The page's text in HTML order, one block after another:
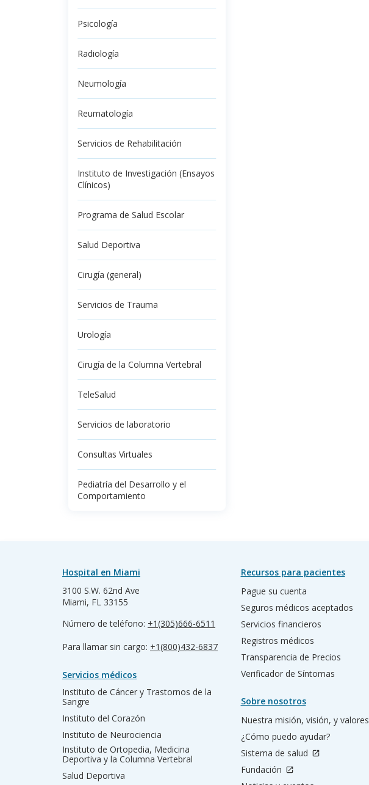
Psicología
Radiología
Neumología
Reumatología
Servicios de Rehabilitación
Instituto de Investigación (Ensayos
Clínicos)
Programa de Salud Escolar
Salud Deportiva
Cirugía (general)
Servicios de Trauma
Urología
Cirugía de la Columna Vertebral
TeleSalud
Servicios de laboratorio
Consultas Virtuales
Pediatría del Desarrollo y el
Comportamiento
Hospital en Miami
3100 S.W. 62nd Ave
Miami, FL 33155
Número de teléfono: +1(305)666-6511
Para llamar sin cargo: +1(800)432-6837
Servicios médicos
Instituto de Cáncer y Trastornos de la
Sangre
Instituto del Corazón
Instituto de Neurociencia
Instituto de Ortopedia, Medicina
Deportiva y la Columna Vertebral
Salud Deportiva
Recursos para pacientes
Pague su cuenta
Seguros médicos aceptados
Servicios financieros
Registros médicos
Transparencia de Precios
Verificador de Síntomas
Sobre nosotros
Nuestra misión, visión, y valores
¿Cómo puedo ayudar?
Sistema de salud
Fundación